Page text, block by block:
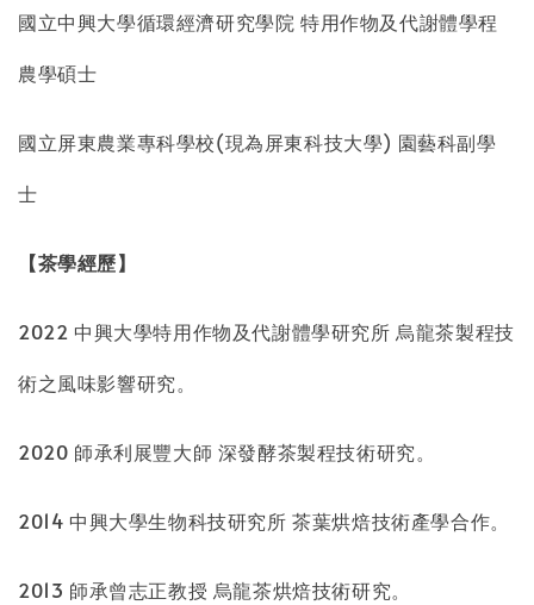
國立中興大學循環經濟研究學院 特用作物及代謝體學程
農學碩士
國立屏東農業專科學校(現為屏東科技大學) 園藝科副學
士
【茶學經歷】
2022 中興大學特用作物及代謝體學研究所 烏龍茶製程技
術之風味影響研究。
2020 師承利展豐大師 深發酵茶製程技術研究。
2014 中興大學生物科技研究所 茶葉烘焙技術產學合作。
2013 師承曾志正教授 烏龍茶烘焙技術研究。